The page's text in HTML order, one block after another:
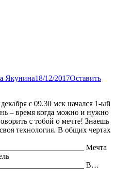
Якунина18/12/2017Оставить
с 09.30 мск начался 1-ый
– время когда можно и нужно
с тобой о мечте! Знаешь
технология. В общих чертах
Мечта
В…